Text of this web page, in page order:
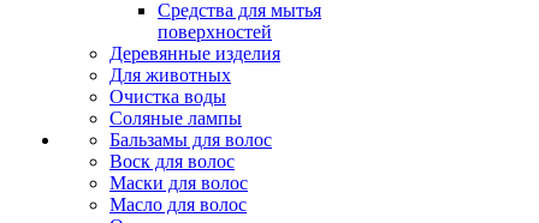
Средства для мытья
поверхностей
Деревянные изделия
Для животных
Очистка воды
Соляные лампы
Бальзамы для волос
Воск для волос
Маски для волос
Масло для волос